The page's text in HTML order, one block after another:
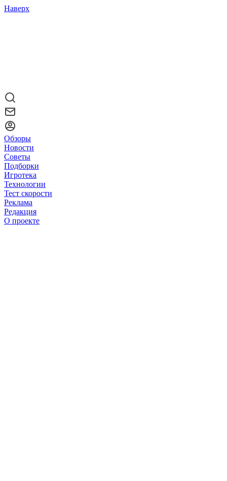
Наверх
Обзоры
Новости
Советы
Подборки
Игротека
Технологии
Тест скорости
Реклама
Редакция
О проекте